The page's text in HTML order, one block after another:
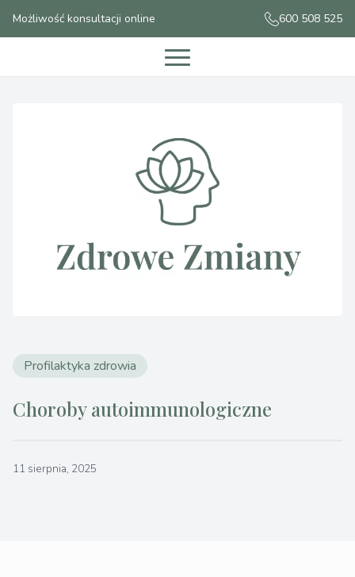
Możliwość konsultacji online 600 508 525
Profilaktyka zdrowia
Choroby autoimmunologiczne
11 sierpnia, 2025